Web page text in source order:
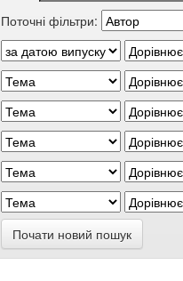
Поточні фільтри:
Почати новий пошук